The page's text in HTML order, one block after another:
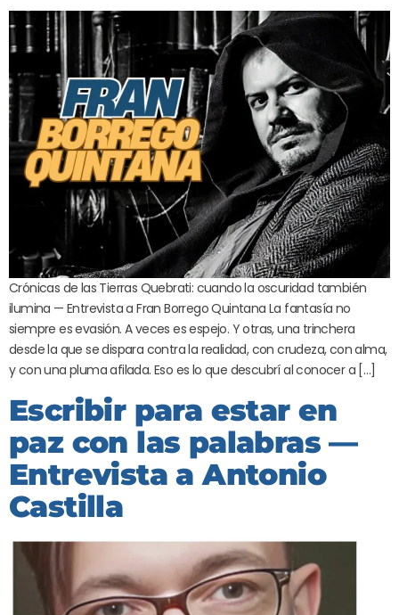
Crónicas de las Tierras Quebrati: cuando la oscuridad también
ilumina — Entrevista a Fran Borrego Quintana La fantasía no
siempre es evasión. A veces es espejo. Y otras, una trinchera
desde la que se dispara contra la realidad, con crudeza, con alma,
y con una pluma afilada. Eso es lo que descubrí al conocer a […]
Escribir para estar en
paz con las palabras —
Entrevista a Antonio
Castilla